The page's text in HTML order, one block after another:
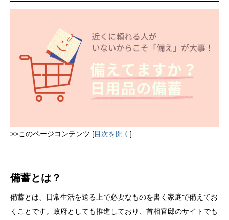
>>このページコンテンツ [目次を開く ]
備蓄とは？
備蓄とは、日常生活を送る上で必要なものを書く家庭で備えてお
くことです。政府としても推進しており、首相官邸のサイトでも